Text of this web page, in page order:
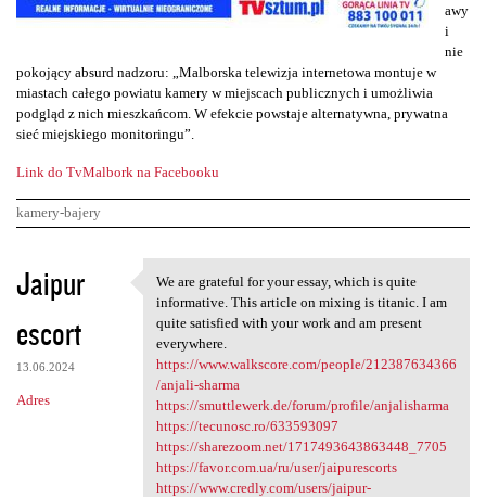
awy
i
nie
pokojący absurd nadzoru: „Malborska telewizja internetowa montuje w
miastach całego powiatu kamery w miejscach publicznych i umożliwia
podgląd z nich mieszkańcom. W efekcie powstaje alternatywna, prywatna
sieć miejskiego monitoringu”.
Link do TvMalbork na Facebooku
kamery-bajery
K
o
m
e
n
Jaipur
escort
13.06.2024
Adres
We are grateful for your
We are grateful for your essay, which is quite
informative. This article on mixing is titanic. I am
quite satisfied with your work and am present
everywhere.
https://www.walkscore.com/people/212387634366
/anjali-sharma
https://smuttlewerk.de/forum/profile/anjalisharma
https://tecunosc.ro/633593097
https://sharezoom.net/1717493643863448_7705
https://favor.com.ua/ru/user/jaipurescorts
https://www.credly.com/users/jaipur-